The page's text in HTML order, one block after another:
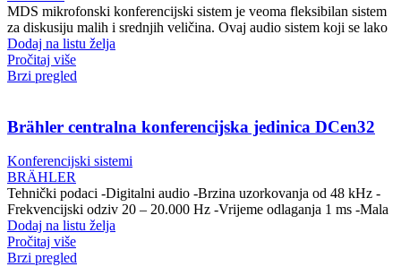
MDS mikrofonski konferencijski sistem je veoma fleksibilan sistem
za diskusiju malih i srednjih veličina. Ovaj audio sistem koji se lako
Dodaj na listu želja
Pročitaj više
Brzi pregled
Brähler centralna konferencijska jedinica DCen32
Konferencijski sistemi
BRÄHLER
Tehnički podaci -Digitalni audio -Brzina uzorkovanja od 48 kHz -
Frekvencijski odziv 20 – 20.000 Hz -Vrijeme odlaganja 1 ms -Mala
Dodaj na listu želja
Pročitaj više
Brzi pregled